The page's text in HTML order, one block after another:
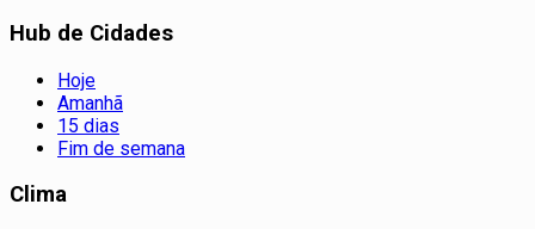
Hub de Cidades
Hoje
Amanhã
15 dias
Fim de semana
Clima